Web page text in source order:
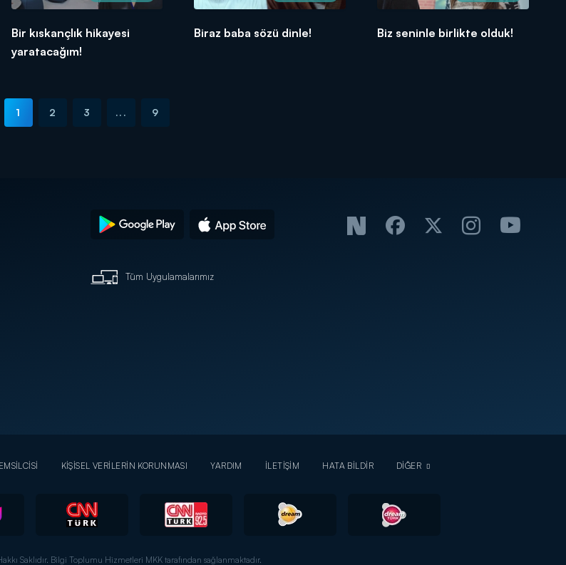
Bir kıskançlık hikayesi
yaratacağım!
Biraz baba sözü dinle! Biz seninle birlikte olduk!
1 2 3 ... 9
Tüm Uygulamalarımız
KİŞİSEL VERİLERİN KORUNMASI YARDIM İLETİŞİM HATA BİLDİR DİĞER
Saklıdır. Bilgi Toplumu Hizmetleri MKK tarafından sağlanmaktadır.